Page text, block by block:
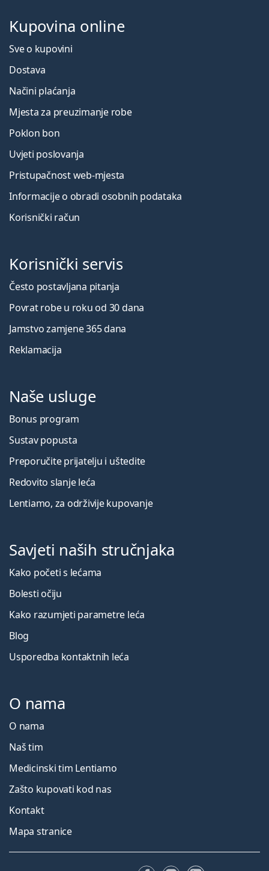
Kupovina online
Sve o kupovini
Dostava
Načini plaćanja
Mjesta za preuzimanje robe
Poklon bon
Uvjeti poslovanja
Pristupačnost web-mjesta
Informacije o obradi osobnih podataka
Korisnički račun
Korisnički servis
Često postavljana pitanja
Povrat robe u roku od 30 dana
Jamstvo zamjene 365 dana
Reklamacija
Naše usluge
Bonus program
Sustav popusta
Preporučite prijatelju i uštedite
Redovito slanje leća
Lentiamo, za održivije kupovanje
Savjeti naših stručnjaka
Kako početi s lećama
Bolesti očiju
Kako razumjeti parametre leća
Blog
Usporedba kontaktnih leća
O nama
O nama
Naš tim
Medicinski tim Lentiamo
Zašto kupovati kod nas
Kontakt
Mapa stranice